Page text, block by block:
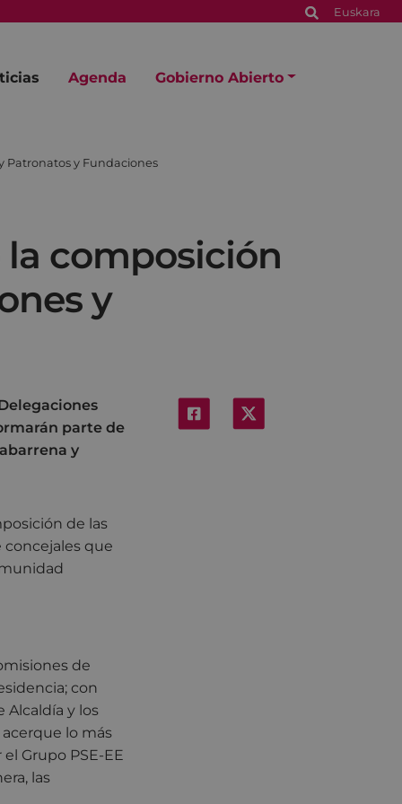
Euskara
Agenda Gobierno Abierto
Patronatos y Fundaciones
composición
y
parte de
y
de las
concejales que
de
con
Alcaldía y los
lo más
Grupo PSE-EE
las